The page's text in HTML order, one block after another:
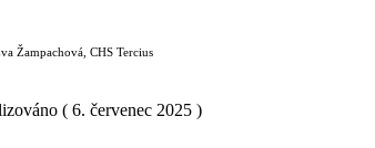
Žampachová, CHS Tercius
( 6. červenec 2025 )